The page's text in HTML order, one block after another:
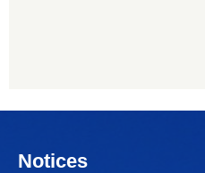
Notices